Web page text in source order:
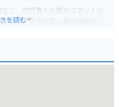
ど、自然豊かな観光スポットが
野菜や果物が並ぶ農産物直売所
広く停めやすいので安心です。
を読む